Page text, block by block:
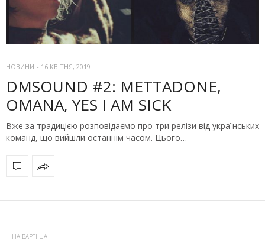
НОВИНИ - 16 КВІТНЯ, 2019
DMSOUND #2: METTADONE,
OMANA, YES I AM SICK
Вже за традицією розповідаємо про три релізи від українських
команд, що вийшли останнім часом. Цього…
НА ВАРТІ UA